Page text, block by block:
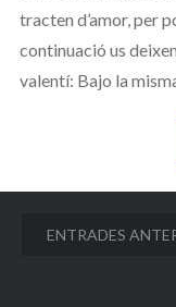
tracten d’amor, per
continuació us
valentí: Bajo la
Navegació
ENTRADES